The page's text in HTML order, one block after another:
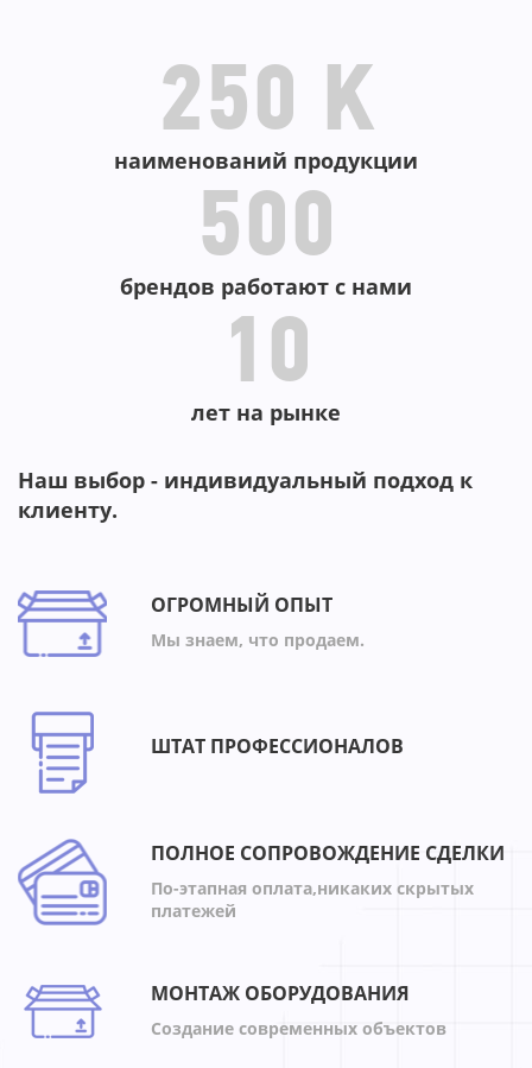
250 K
наименований продукции
500
брендов работают с нами
10
лет на рынке
Наш выбор - индивидуальный подход к
клиенту.
ОГРОМНЫЙ ОПЫТ
Мы знаем, что продаем.
ШТАТ ПРОФЕССИОНАЛОВ
ПОЛНОЕ СОПРОВОЖДЕНИЕ СДЕЛКИ
По-этапная оплата,никаких скрытых
платежей
МОНТАЖ ОБОРУДОВАНИЯ
Создание современных объектов